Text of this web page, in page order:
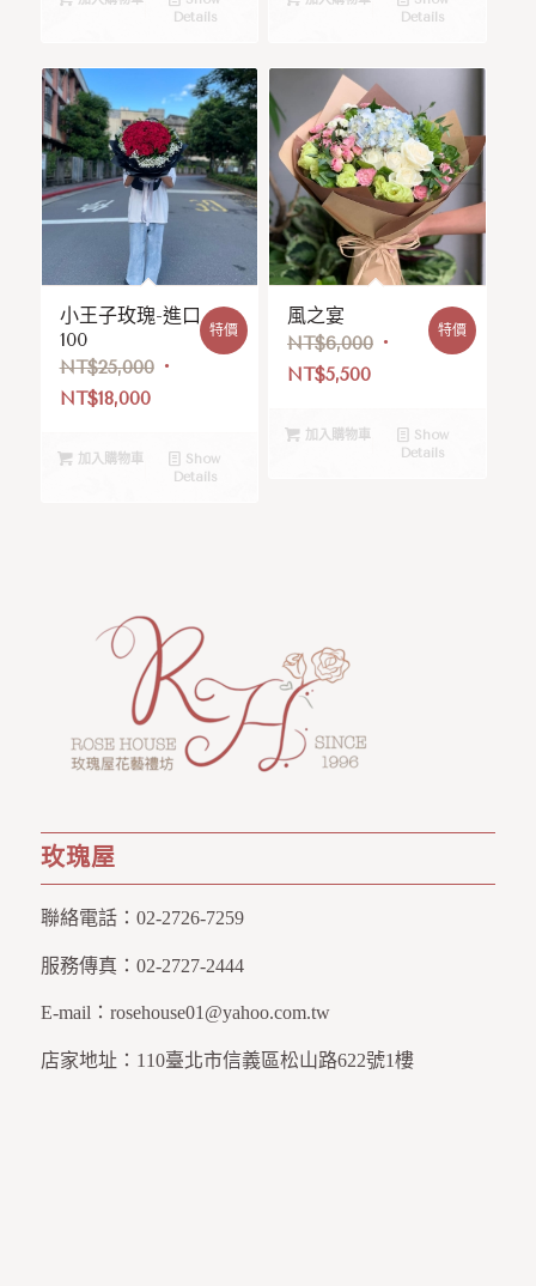
Details
Details
小王子玫瑰-進口
100
NT$25,000
NT$18,000
特價
加入購物車
Show
Details
風之宴
NT$6,000
NT$5,500
特價
加入購物車
Show
Details
玫瑰屋
聯絡電話： 02-2726-7259
服務傳真： 02-2727-2444
E-mail： rosehouse01@yahoo.com.tw
店家地址： 110臺北市信義區松山路622號1樓